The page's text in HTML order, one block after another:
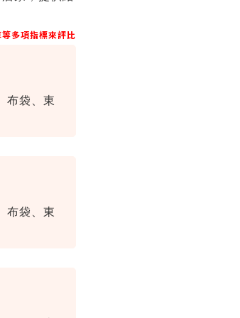
多項指標來評比
布袋、東
布袋、東